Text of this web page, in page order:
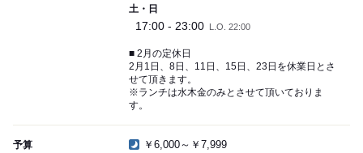
土・日
17:00 - 23:00 L.O. 22:00
■ 2月の定休日
2月1日、8日、11日、15日、23日を休業日とさ
せて頂きます。
※ランチは水木金のみとさせて頂いておりま
す。
予算 ￥6,000～￥7,999